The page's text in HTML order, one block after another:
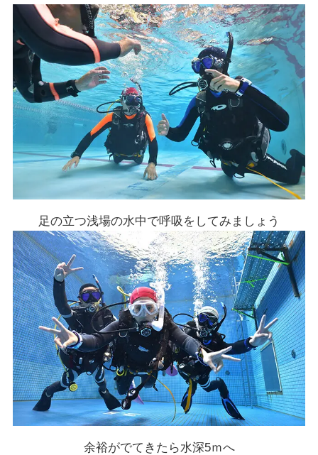
足の立つ浅場の水中で呼吸をしてみましょう
余裕がでてきたら水深5ｍへ